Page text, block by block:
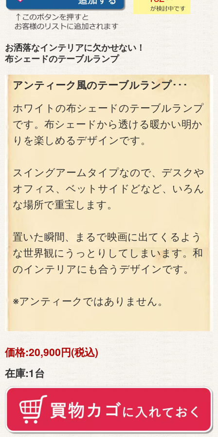
お洒落なインテリアに欠かせない！
布シェードのテーブルランプ
アンティーク風のテーブルランプ･･･
ホワイトの布シェードのテーブルランプ
です。布シェードから透ける暖かい明か
りを楽しめるデザインです。
スイングアームタイプなので、デスクや
オフィス、ベットサイドどなど、いろん
な場所で重宝します。
置いた瞬間、まるで映画に出てくるよう
な世界観にうっとりしてしまいます。和
のインテリアにも合うデザインです。
※アンティークではありません。
価格:20,900円(税込)
在庫:1台